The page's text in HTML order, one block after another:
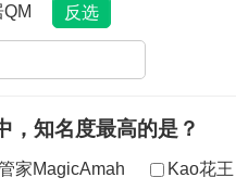
，知名度最高的是？
家MagicAmah Kao花王